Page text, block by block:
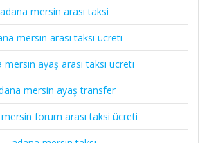
adana mersin arası taksi
mersin arası taksi ücreti
mersin ayaş arası taksi ücreti
mersin ayaş transfer
forum arası taksi ücreti